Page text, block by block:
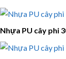
Nhựa PU cây phi